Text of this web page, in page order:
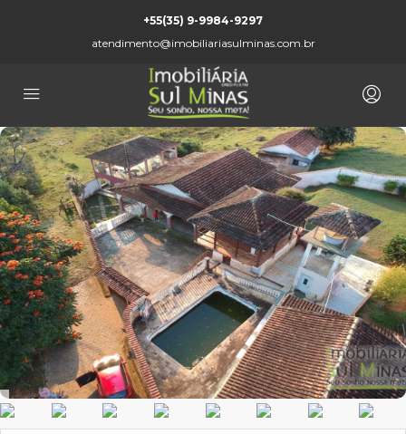
+55(35) 9-9984-9297
atendimento@imobiliariasulminas.com.br